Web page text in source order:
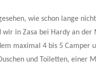
wie schon lange
in Zasa bei Hardy an
maximal 4 bis 5 Camper
und Toiletten, einer